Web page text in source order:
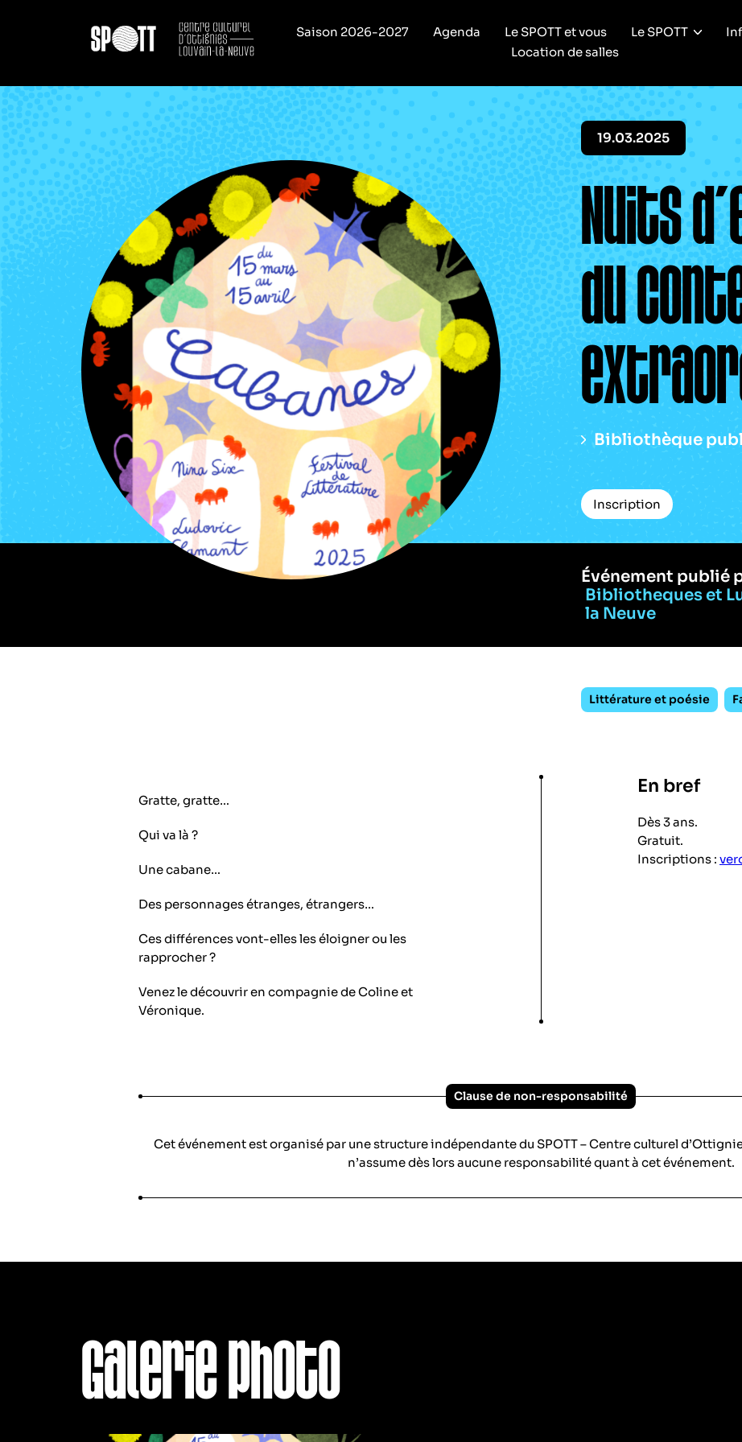
Saison 2026-2027 Agenda Le SPOTT et vous Le SPOTT
Location de salles
19.03.2025
Nuits
du
Bibliothèque
Inscription
Événement publié
Bibliotheques et
la Neuve
Littérature et poésie
Gratte, gratte…
Qui va là ?
Une cabane…
Des personnages étranges, étrangers…
Ces différences vont-elles les éloigner ou les
rapprocher ?
Venez le découvrir en compagnie de Coline et
Véronique.
En bref
Dès 3 ans.
Gratuit.
Inscriptions :
Clause de non-responsabilité
Cet événement est organisé par une structure indépendante du SPOTT – Centre culturel
n’assume dès lors aucune responsabilité quant à cet événement.
Galerie photo